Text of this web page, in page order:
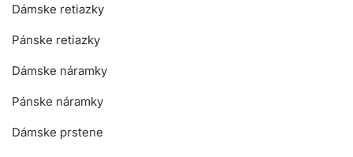
Dámske retiazky
Pánske retiazky
Dámske náramky
Pánske náramky
Dámske prstene